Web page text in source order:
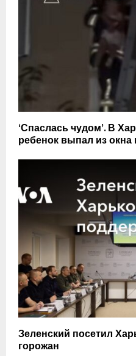
‘Спаслась чудом’. В
ребенок выпал из
Зеленский посетил
горожан